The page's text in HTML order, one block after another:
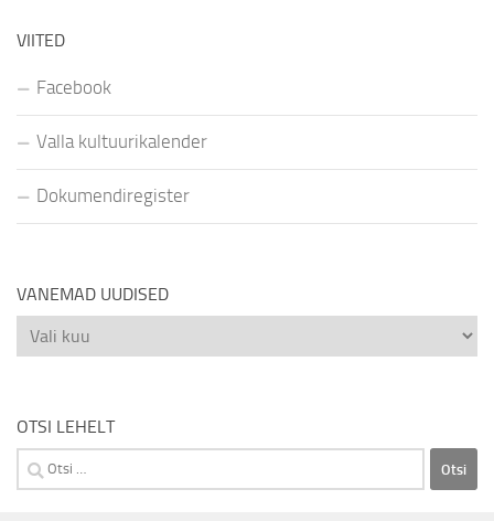
VIITED
Facebook
Valla kultuurikalender
Dokumendiregister
VANEMAD UUDISED
Vanemad
uudised
OTSI LEHELT
Otsi: